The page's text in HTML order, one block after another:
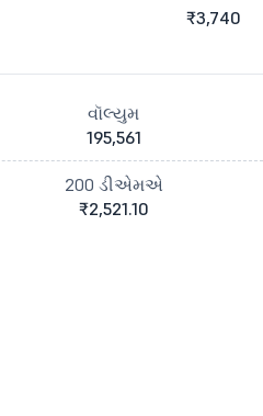
₹3,740
વૉલ્યુમ
195,561
200 ડીએમએ
₹2,521.10